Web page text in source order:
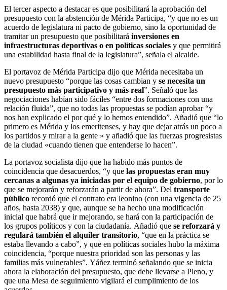
El tercer aspecto a destacar es que posibilitará la aprobación del
presupuesto con la abstención de Mérida Participa, “y que no es un
acuerdo de legislatura ni pacto de gobierno, sino la oportunidad de
tramitar un presupuesto que posibilitará inversiones en
infraestructuras deportivas o en políticas sociales y que permitirá
una estabilidad hasta final de la legislatura”, señala el alcalde.
El portavoz de Mérida Participa dijo que Mérida necesitaba un
nuevo presupuesto “porque las cosas cambian y se necesita un
presupuesto más participativo y más real”. Señaló que las
negociaciones habían sido fáciles “entre dos formaciones con una
relación fluida”, que no todas las propuestas se podían aprobar “y
nos han explicado el por qué y lo hemos entendido”. Añadió que “lo
primero es Mérida y los emeritenses, y hay que dejar atrás un poco a
los partidos y mirar a la gente » y añadió que las fuerzas progresistas
de la ciudad «cuando tienen que entenderse lo hacen”.
La portavoz socialista dijo que ha habido más puntos de
coincidencia que desacuerdos, “y que las propuestas eran muy
cercanas a algunas ya iniciadas por el equipo de gobierno, por lo
que se mejorarán y reforzarán a partir de ahora”. Del transporte
público recordó que el contrato era leonino (con una vigencia de 25
años, hasta 2038) y que, aunque se ha hecho una modificación
inicial que habrá que ir mejorando, se hará con la participación de
los grupos políticos y con la ciudadanía. Añadió que se reforzará y
regulará también el alquiler transitorio, “que en la práctica se
estaba llevando a cabo”, y que en políticas sociales hubo la máxima
coincidencia, “porque nuestra prioridad son las personas y las
familias más vulnerables”. Yáñez terminó señalando que se inicia
ahora la elaboración del presupuesto, que debe llevarse a Pleno, y
que una Mesa de seguimiento vigilará el cumplimiento de los